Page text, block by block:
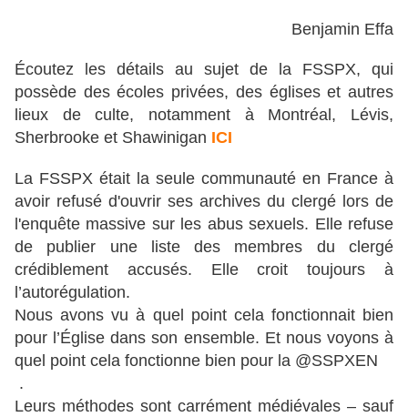
Benjamin Effa
Écoutez les détails au sujet de la FSSPX, qui
possède des écoles privées, des églises et autres
lieux de culte, notamment à Montréal, Lévis,
Sherbrooke et Shawinigan ICI
La FSSPX était la seule communauté en France à
avoir refusé d'ouvrir ses archives du clergé lors de
l'enquête massive sur les abus sexuels. Elle refuse
de publier une liste des membres du clergé
crédiblement accusés. Elle croit toujours à
l’autorégulation.
Nous avons vu à quel point cela fonctionnait bien
pour l’Église dans son ensemble. Et nous voyons à
quel point cela fonctionne bien pour la @SSPXEN
.
Leurs méthodes sont carrément médiévales – sauf